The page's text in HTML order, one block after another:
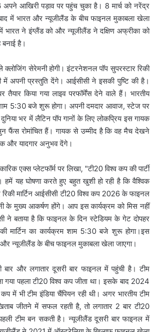
आखिरी पड़ाव पर पहुंच चुका है। 8 मार्च को नरेंद्र
में भारत और न्यूजीलैंड के बीच फाइनल मुकाबला खेला
भारत ने इंग्लैंड को और न्यूजीलैंड ने दक्षिण अफ्रीका को
है।
सेरेमनी होगी। इंटरनेशनल पॉप सुपरस्टार रिकी
में अपनी प्रस्तुति देंगे। आईसीसी ने इसकी पुष्टि की है।
तैयार किया गया लाइव परफॉर्मेंस देने वाले हैं। भारतीय
5:30 बजे शुरू होगा। अपनी दमदार आवाज, स्टेज पर
भर में लैटिन पॉप गानों के लिए लोकप्रिय इस गायक
फैंस रोमांचित हैं। गायक से उम्मीद है कि वह मैच देखने
और यादगार अनुभव देंगे।
एक्स प्लेटफॉर्म पर लिखा, "टी20 विश्व कप की पार्टी
यह घोषणा करते हुए बहुत खुशी हो रही है कि वैश्विक
मार्टिन आईसीसी टी20 विश्व कप 2026 के फाइनल
के मुख्य आकर्षण होंगे। आप इस कार्यक्रम को मिस नहीं
ने बताया है कि फाइनल के दिन स्टेडियम के गेट दोपहर
मार्टिन का कार्यक्रम शाम 5:30 बजे शुरू होगा।इस
और न्यूजीलैंड के बीच फाइनल मुकाबला खेला जाएगा।
बार और लगातार दूसरी बार फाइनल में पहुंची है। टीम
पहला टी20 विश्व कप जीता था। इसके बाद 2024
में भी टीम इंडिया चैंपियन रही थी। अगर भारतीय टीम
जीतने में सफल रहती है, तो लगातार 2 बार टी20
टीम बन सकती है। न्यूजीलैंड दूसरी बार फाइनल में